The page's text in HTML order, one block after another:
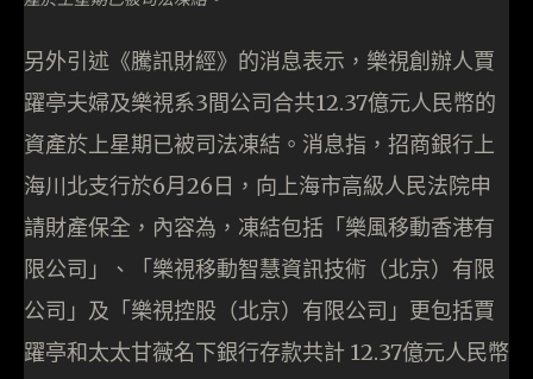
另外引述《騰訊財經》的消息表示，樂視創辦人賈
躍亭夫婦及樂視系3間公司合共12.37億元人民幣的
資產於上星期已被司法凍結。消息指，招商銀行上
海川北支行於6月26日，向上海市高級人民法院申
請財產保全，內容為，凍結包括「樂風移動香港有
限公司」、「樂視移動智慧資訊技術（北京）有限
公司」及「樂視控股（北京）有限公司」更包括賈
躍亭和太太甘薇名下銀行存款共計 12.37億元人民幣